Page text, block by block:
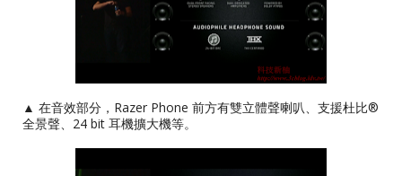
▲ 在音效部分，Razer Phone 前方有雙立體聲喇叭、支援杜比®
全景聲、24 bit 耳機擴大機等。